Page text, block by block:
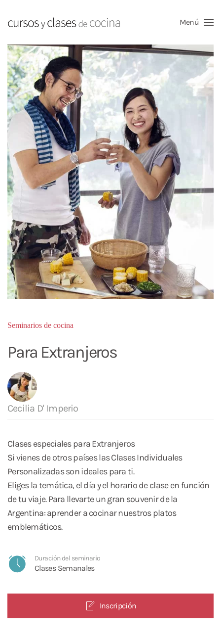
Skip to main content
Menú
Seminarios de cocina
Para Extranjeros
Cecilia D' Imperio
Clases especiales para Extranjeros
Si vienes de otros países las Clases Individuales
Personalizadas son ideales para ti.
Eliges la temática, el día y el horario de clase en función
de tu viaje. Para llevarte un gran souvenir de la
Argentina: aprender a cocinar nuestros platos
emblemáticos.
Duración del seminario
Clases Semanales
Inscripción